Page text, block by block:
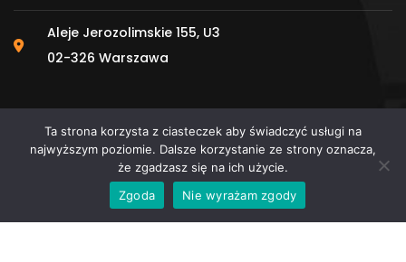
Aleje Jerozolimskie 155, U3
02-326 Warszawa
© 2025 Polskie Stowarzyszenie Wykonawców
Nawierzchni Asfaltowych
Ta strona korzysta z ciasteczek aby świadczyć usługi na
najwyższym poziomie. Dalsze korzystanie ze strony oznacza,
że zgadzasz się na ich użycie.
Zgoda
Nie wyrażam zgody